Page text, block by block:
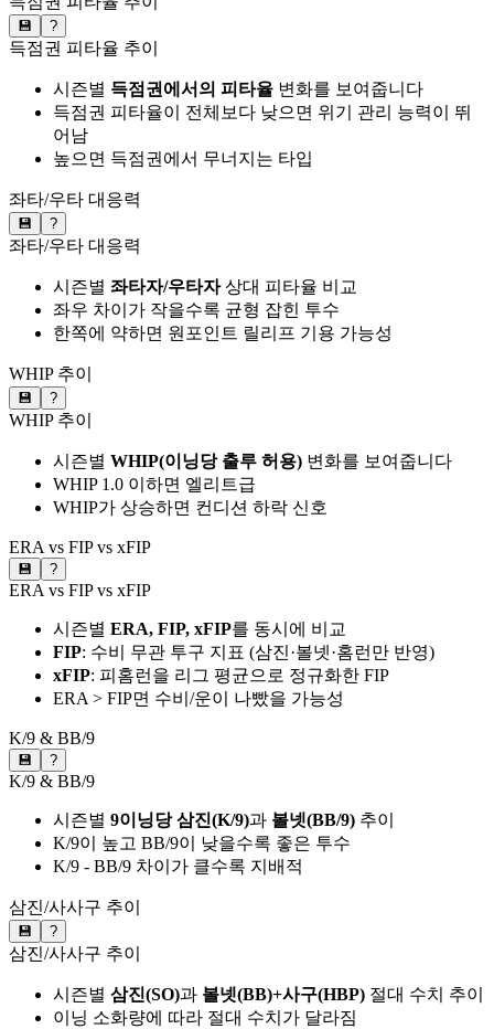
💾 ?
득점권 피타율 추이
시즌별 득점권에서의 피타율 변화를 보여줍니다
득점권 피타율이 전체보다 낮으면 위기 관리 능력이 뛰
어남
높으면 득점권에서 무너지는 타입
좌타/우타 대응력
💾 ?
좌타/우타 대응력
시즌별 좌타자/우타자상대 피타율 비교
좌우 차이가 작을수록 균형 잡힌 투수
한쪽에 약하면 원포인트 릴리프 기용 가능성
WHIP 추이
💾 ?
WHIP 추이
시즌별 WHIP(이닝당 출루 허용) 변화를 보여줍니다
WHIP 1.0 이하면 엘리트급
WHIP가 상승하면 컨디션 하락 신호
ERA vs FIP vs xFIP
💾 ?
ERA vs FIP vs xFIP
시즌별 ERA, FIP, xFIP를 동시에 비교
FIP: 수비 무관 투구 지표 (삼진·볼넷·홈런만 반영)
xFIP: 피홈런을 리그 평균으로 정규화한 FIP
ERA > FIP면 수비/운이 나빴을 가능성
K/9 & BB/9
💾 ?
K/9 & BB/9
시즌별 9이닝당 삼진(K/9)과 볼넷(BB/9) 추이
K/9이 높고 BB/9이 낮을수록 좋은 투수
K/9 - BB/9 차이가 클수록 지배적
삼진/사사구 추이
💾 ?
삼진/사사구 추이
시즌별 삼진(SO)과 볼넷(BB)+사구(HBP) 절대 수치 추이
이닝 소화량에 따라 절대 수치가 달라짐